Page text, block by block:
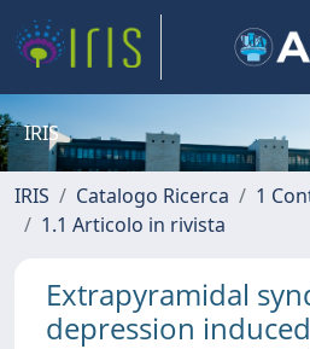
IRIS
IRIS Catalogo Ricerca
1
1.1 Articolo in rivista
Extrapyramidal
depression